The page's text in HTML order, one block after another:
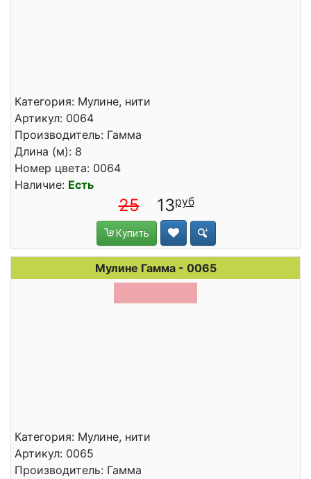
Категория: Мулине, нити
Артикул: 0064
Производитель: Гамма
Длина (м): 8
Номер цвета: 0064
Наличие: Есть
25 13
Купить
Мулине Гамма - 0065
Категория: Мулине, нити
Артикул: 0065
Производитель: Гамма